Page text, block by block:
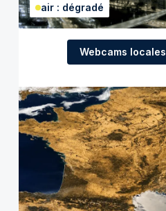
air : dégradé
Webcams locales